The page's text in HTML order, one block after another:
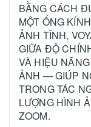
BẰNG CÁCH
MỘT ỐNG
ẢNH TĨNH,
GIỮA ĐỘ
VÀ HIỆU
ẢNH — GIÚP
TRONG TÁC
LƯỢNG HÌNH
ZOOM.